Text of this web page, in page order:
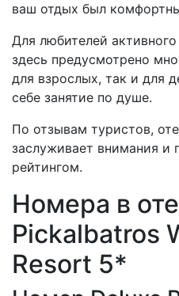
ваш отдых был
Для любителей
здесь предусмотрено
для взрослых, так и для
себе занятие по душе.
По отзывам туристов,
заслуживает внимания и
рейтингом.
Номера в
Pickalbatros
Resort 5*